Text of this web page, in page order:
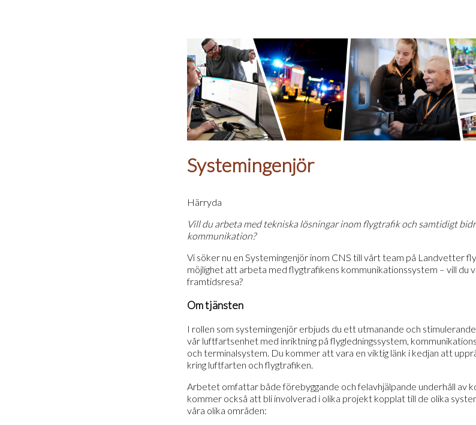
Systemingenjör
Härryda
Vill du arbeta med tekniska lösningar inom flygtrafik och samtidigt
kommunikation?
Vi söker nu en Systemingenjör inom CNS till vårt team på Landvetter
möjlighet att arbeta med flygtrafikens kommunikationssystem – vill du
framtidsresa?
Om tjänsten
I rollen som systemingenjör erbjuds du ett utmanande och
vår luftfartsenhet med inriktning på flygledningssystem,
och terminalsystem. Du kommer att vara en viktig länk i kedjan att
kring luftfarten och flygtrafiken.
Arbetet omfattar både förebyggande och felavhjälpande underhåll av
kommer också att bli involverad i olika projekt kopplat till de olika
våra olika områden: